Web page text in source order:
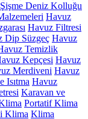
Şişme Deniz Kolluğu
Havuz
Havuz Filtresi
Dip Süzgeç Havuz
Temizlik
Kepçesi Havuz
Merdiveni Havuz
Isıtma Havuz
Karavan ve
Portatif Klima
Klima Klima